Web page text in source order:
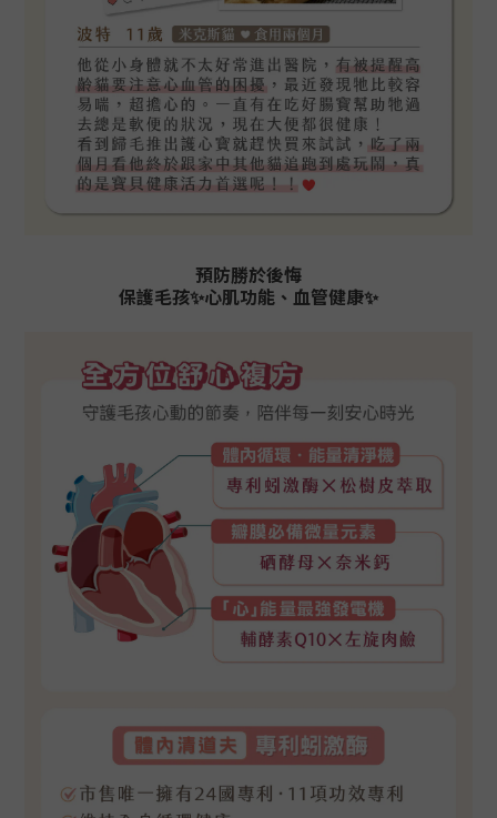
預防勝於後悔
保護毛孩✨心肌功能、血管健康✨